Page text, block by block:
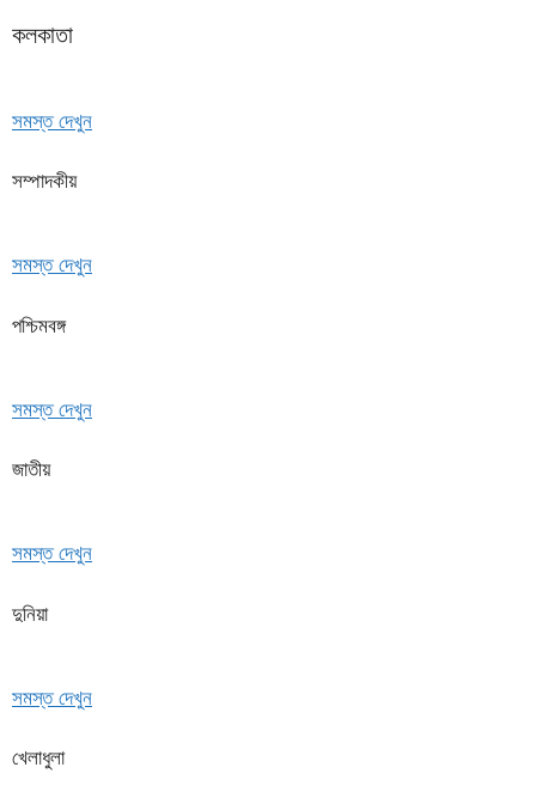
কলকাতা
সমস্ত দেখুন
সম্পাদকীয়
সমস্ত দেখুন
পশ্চিমবঙ্গ
সমস্ত দেখুন
জাতীয়
সমস্ত দেখুন
দুনিয়া
সমস্ত দেখুন
খেলাধুলা